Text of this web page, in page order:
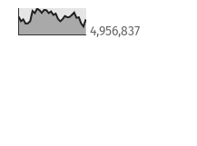
4,956,837